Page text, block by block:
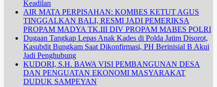
Keadilan
AIR MATA PERPISAHAN: KOMBES KETUT AGUS
TINGGALKAN BALI, RESMI JADI PEMERIKSA
PROPAM MADYA TK.III DIV PROPAM MABES POLRI
Dugaan Tangkap Lepas Anak Kades di Polda Jatim Disorot,
Kasubdit Bungkam Saat Dikonfirmasi, PH Berinisial B Akui
Jadi Penghubung
KUDORI, S.H. BAWA VISI PEMBANGUNAN DESA
DAN PENGUATAN EKONOMI MASYARAKAT
DUDUK SAMPEYAN